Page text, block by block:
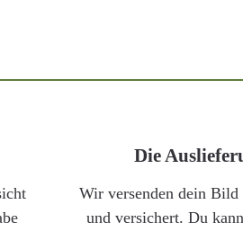
Die
Wir versenden dein Bild
und versichert. Du